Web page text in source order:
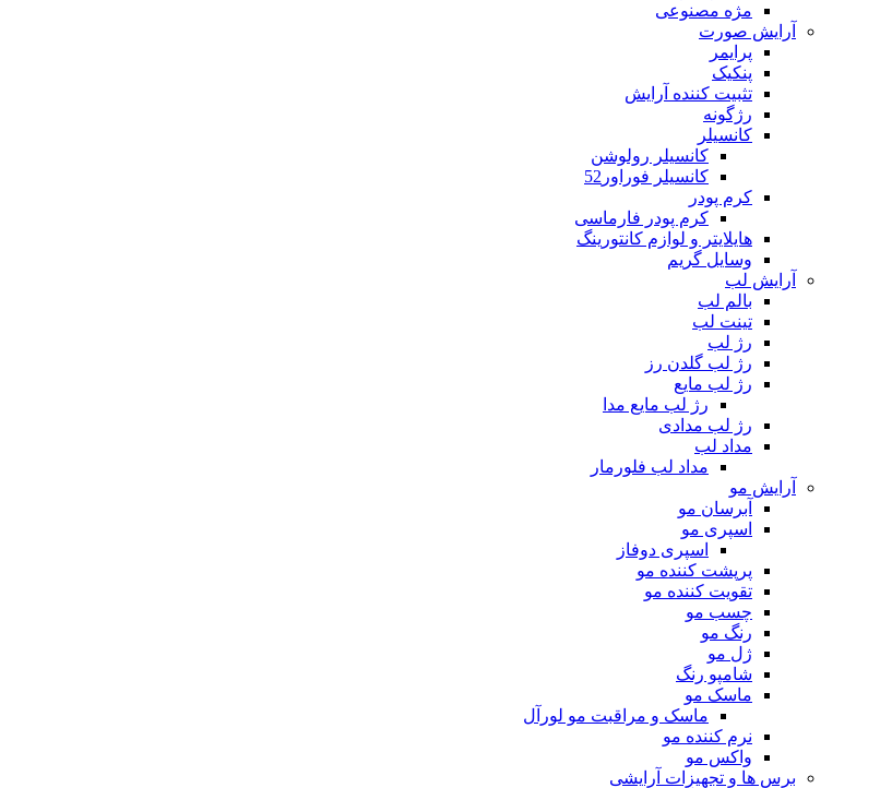
مژه مصنوعی
آرایش صورت
پرایمر
پنکیک
تثبیت کننده آرایش
رژگونه
کانسیلر
کانسیلر رولوشن
کانسیلر فوراور52
کرم پودر
کرم پودر فارماسی
هایلایتر و لوازم کانتورینگ
وسایل گریم
آرایش لب
بالم لب
تینت لب
رژ لب
رژ لب گلدن رز
رژ لب مایع
رژ لب مایع مدا
رژ لب مدادی
مداد لب
مداد لب فلورمار
آرایش مو
آبرسان مو
اسپری مو
اسپری دوفاز
پرپشت کننده مو
تقویت کننده مو
چسب مو
رنگ مو
ژل مو
شامپو رنگ
ماسک مو
ماسک و مراقبت مو لورآل
نرم کننده مو
واکس مو
برس ها و تجهیزات آرایشی